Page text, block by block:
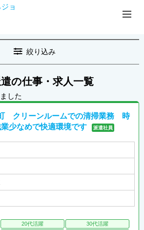
の仕事・求人一覧
した
クリーンルームでの清掃業務 時
少なめで快適環境です
派遣社員
20代活躍
30代活躍
絞り込み